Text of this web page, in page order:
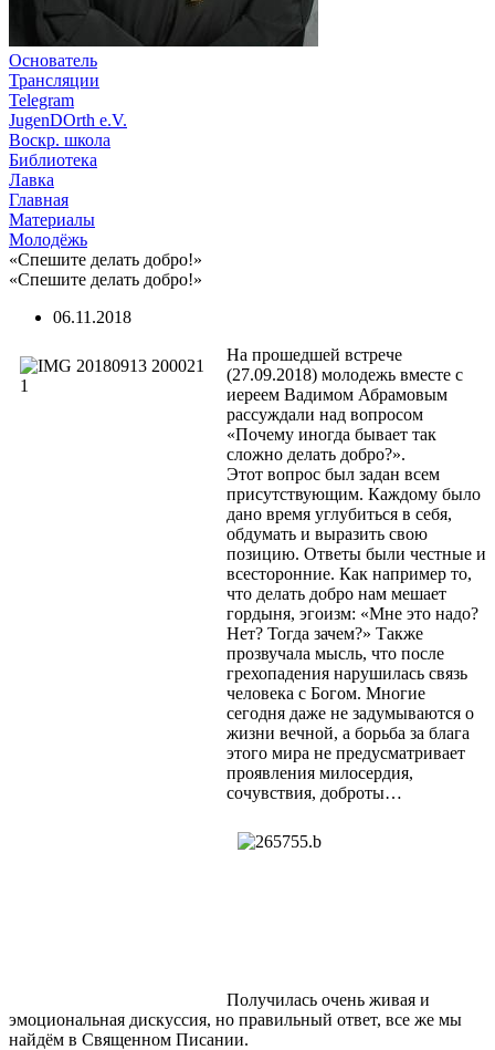
Основатель
Трансляции
Telegram
JugenDOrth e.V.
Воскр. школа
Библиотека
Лавка
Главная
Материалы
Молодёжь
«Спешите делать добро!»
«Спешите делать добро!»
06.11.2018
На прошедшей встрече
(27.09.2018) молодежь вместе с
иереем Вадимом Абрамовым
рассуждали над вопросом
«Почему иногда бывает так
сложно делать добро?».
Этот вопрос был задан всем
присутствующим. Каждому было
дано время углубиться в себя,
обдумать и выразить свою
позицию. Ответы были честные и
всесторонние. Как например то,
что делать добро нам мешает
гордыня, эгоизм: «Мне это надо?
Нет? Тогда зачем?» Также
прозвучала мысль, что после
грехопадения нарушилась связь
человека с Богом. Многие
сегодня даже не задумываются о
жизни вечной, а борьба за блага
этого мира не предусматривает
проявления милосердия,
сочувствия, доброты…
Получилась очень живая и
эмоциональная дискуссия, но правильный ответ, все же мы
найдём в Священном Писании.